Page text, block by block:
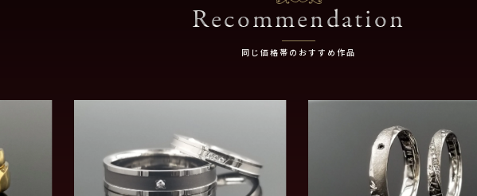
Recommendation
同じ価格帯のおすすめ作品